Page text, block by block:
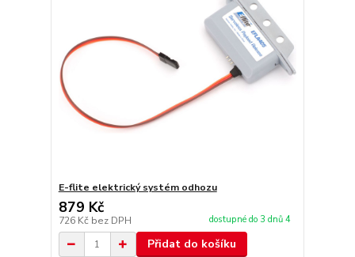
E-flite elektrický systém odhozu
879 Kč
726 Kč bez DPH dostupné do 3 dnů 4
Přidat do košíku